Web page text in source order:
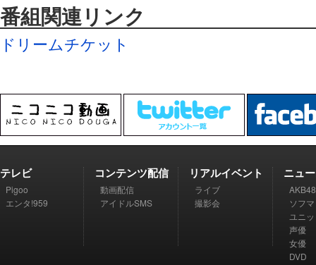
番組関連リンク
ドリームチケット
テレビ
Pigoo
エンタ!959
コンテンツ配信
動画配信
アイドルSMS
リアルイベント
ライブ
撮影会
ニュ
AKB48
ソフ
ユニ
声優
女優
DVD